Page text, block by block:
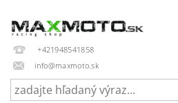
+421948541858
info@maxmoto.sk